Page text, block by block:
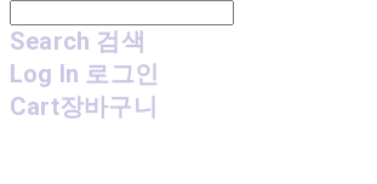
Search 검색
Log In 로그인
Cart장바구니